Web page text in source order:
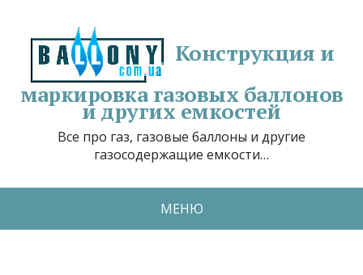
Конструкция и
маркировка газовых баллонов
и других емкостей
Все про газ, газовые баллоны и другие
газосодержащие емкости…
МЕНЮ